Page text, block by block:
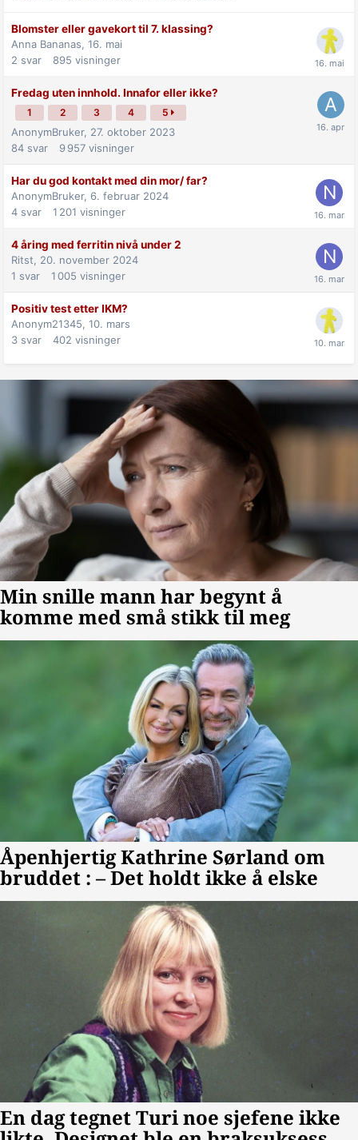
Blomster eller gavekort til 7. klassing?
Anna Bananas, 16. mai
2 svar 895 visninger
Fredag uten innhold. Innafor eller ikke?
1 2 3 4 5
AnonymBruker, 27. oktober 2023
84 svar 9 957 visninger
Har du god kontakt med din mor/ far?
AnonymBruker, 6. februar 2024
4 svar 1 201 visninger
4 åring med ferritin nivå under 2
Ritst, 20. november 2024
1 svar 1 005 visninger
Positiv test etter IKM?
Anonym21345, 10. mars
3 svar 402 visninger